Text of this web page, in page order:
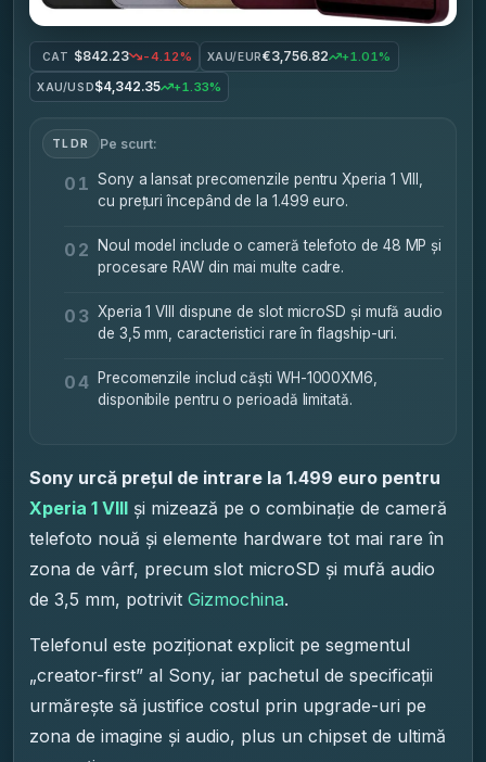
CAT $842.23 -4.12% XAU/EUR€3,756.82 +1.01%
XAU/USD$4,342.35 +1.33%
TLDR Pe scurt:
01 Sony a lansat precomenzile pentru Xperia 1 VIII,
cu prețuri începând de la 1.499 euro.
02
Noul model include o cameră telefoto de 48 MP și
procesare RAW din mai multe cadre.
03 Xperia 1 VIII dispune de slot microSD și mufă audio
de 3,5 mm, caracteristici rare în flagship-uri.
04
Precomenzile includ căști WH-1000XM6,
disponibile pentru o perioadă limitată.
Sony urcă prețul de intrare la 1.499 euro pentru
Xperia 1 VIII și mizează pe o combinație de cameră
telefoto nouă și elemente hardware tot mai rare în
zona de vârf, precum slot microSD și mufă audio
de 3,5 mm, potrivit Gizmochina.
Telefonul este poziționat explicit pe segmentul
„creator-first” al Sony, iar pachetul de specificații
urmărește să justifice costul prin upgrade-uri pe
zona de imagine și audio, plus un chipset de ultimă